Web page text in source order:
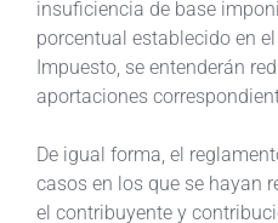
insuficiencia de base
porcentual establecido en
Impuesto, se entenderán
aportaciones
De igual forma, el
casos en los que se hayan
el contribuyente y